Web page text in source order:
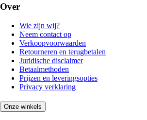
Over
Wie zijn wij?
Neem contact op
Verkoopvoorwaarden
Retourneren en terugbetalen
Juridische disclaimer
Betaalmethoden
Prijzen en leveringsopties
Privacy verklaring
Onze winkels